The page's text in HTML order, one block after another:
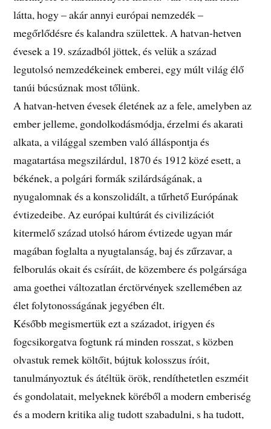
látta, hogy – akár annyi európai nemzedék –
megőrlődésre és kalandra születtek. A hatvan-hetven
évesek a 19. századból jöttek, és velük a század
legutolsó nemzedékeinek emberei, egy múlt világ élő
tanúi búcsúznak most tőlünk.
A hatvan-hetven évesek életének az a fele, amelyben az
ember jelleme, gondolkodásmódja, érzelmi és akarati
alkata, a világgal szemben való álláspontja és
magatartása megszilárdul, 1870 és 1912 közé esett, a
békének, a polgári formák szilárdságának, a
nyugalomnak és a konszolidált, a tűrhető Európának
évtizedeibe. Az európai kultúrát és civilizációt
kitermelő század utolsó három évtizede ugyan már
magában foglalta a nyugtalanság, baj és zűrzavar, a
felborulás okait és csíráit, de közembere és polgársága
ama goethei változatlan érctörvények szellemében az
élet folytonosságának jegyében élt.
Később megismertük ezt a századot, irigyen és
fogcsikorgatva fogtunk rá minden rosszat, s közben
olvastuk remek költőit, bújtuk kolosszus íróit,
tanulmányoztuk és átéltük örök, rendíthetetlen eszméit
és gondolatait, melyeknek köréből a modern emberiség
és a modern kritika alig tudott szabadulni, s ha tudott,